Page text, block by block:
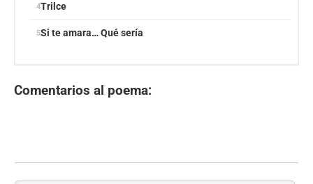
Trilce
Si te amara… Qué sería
Comentarios al poema: